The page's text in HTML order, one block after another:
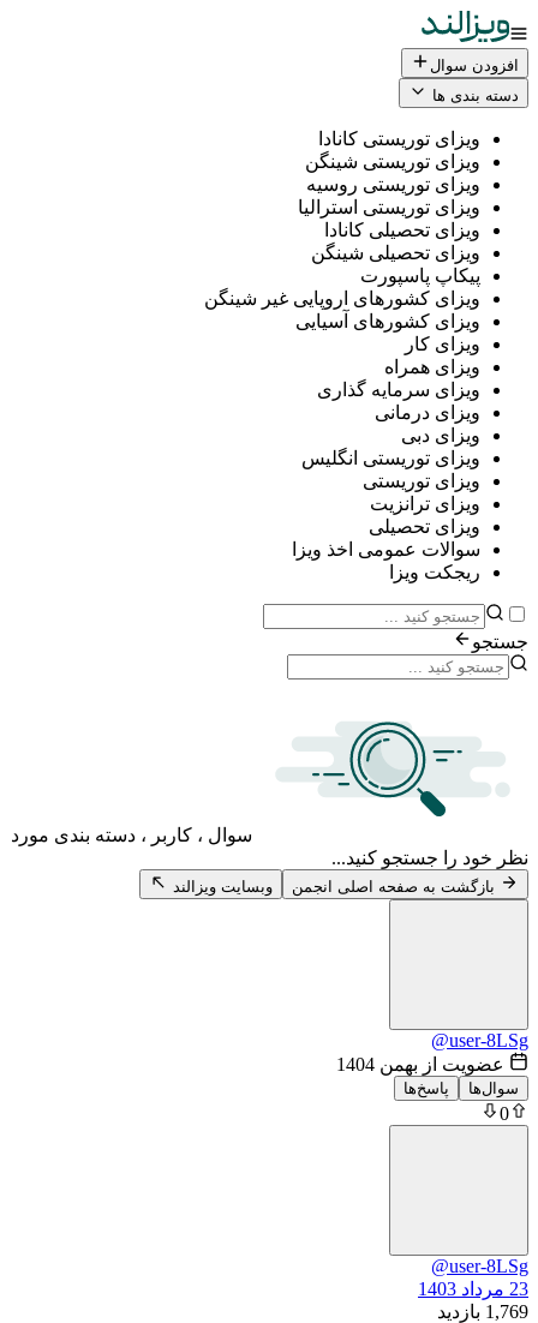
افزودن سوال
دسته بندی ها
ویزای توریستی کانادا
ویزای توریستی شینگن
ویزای توریستی روسیه
ویزای توریستی استرالیا
ویزای تحصیلی کانادا
ویزای تحصیلی شینگن
پیکاپ پاسپورت
ویزای کشورهای اروپایی غیر شینگن
ویزای کشورهای آسیایی
ویزای کار
ویزای همراه
ویزای سرمایه گذاری
ویزای درمانی
ویزای دبی
ویزای توریستی انگلیس
ویزای توریستی
ویزای ترانزیت
ویزای تحصیلی
سوالات عمومی اخذ ویزا
ریجکت ویزا
جستجو
سوال ، کاربر ، دسته بندی مورد
نظر خود را جستجو کنید...
بازگشت به صفحه اصلی انجمن وبسایت ویزالند
@user-8LSg
عضویت از بهمن 1404
سوال‌ها پاسخ‌ها
0
@user-8LSg
23 مرداد 1403
1,769 بازدید